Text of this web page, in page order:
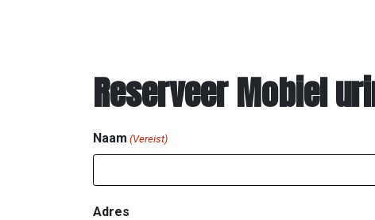
Reserveer Mobiel
Naam (Vereist)
Adres